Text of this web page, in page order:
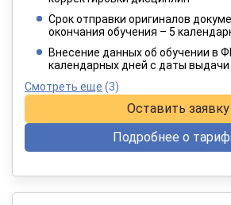
При оплате в рассрочку на
Срок отправки оригиналов
окончания обучения – 5
Внесение данных об обучении в
календарных дней с даты
Смотреть еще (3)
Оставить заявку
Подробнее о